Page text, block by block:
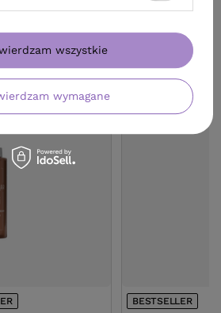
KUPILI TEN
TAKŻE
BESTSELLER
wymagane
wszystkie